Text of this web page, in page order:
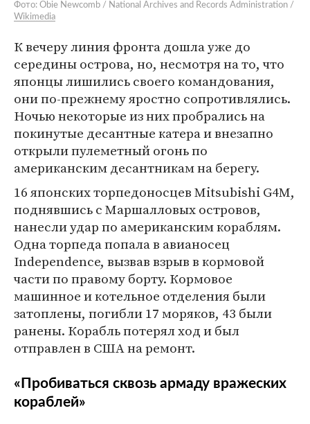
Фото: Obie Newcomb / National Archives and Records Administration /
Wikimedia
К вечеру линия фронта дошла уже до
середины острова, но, несмотря на то, что
японцы лишились своего командования,
они по-прежнему яростно сопротивлялись.
Ночью некоторые из них пробрались на
покинутые десантные катера и внезапно
открыли пулеметный огонь по
американским десантникам на берегу.
16 японских торпедоносцев Mitsubishi G4M,
поднявшись с Маршалловых островов,
нанесли удар по американским кораблям.
Одна торпеда попала в авианосец
Independence, вызвав взрыв в кормовой
части по правому борту. Кормовое
машинное и котельное отделения были
затоплены, погибли 17 моряков, 43 были
ранены. Корабль потерял ход и был
отправлен в США на ремонт.
«Пробиваться сквозь армаду вражеских
кораблей»